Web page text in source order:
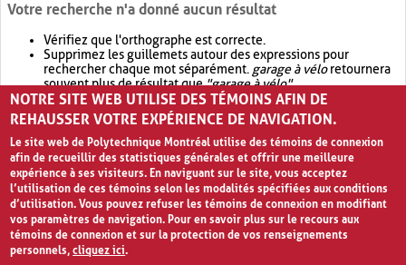
Votre recherche n'a donné aucun résultat
Vérifiez que l'orthographe est correcte.
Supprimez les guillemets autour des expressions pour
rechercher chaque mot séparément. garage à véloretournera
souvent plus de résultat que"garage à vélo".
Envisagez d'élargir votre recherche avec OR.garage OR vélo
retournera souvent plus de résultat quegarage à vélo
NOTRE SITE WEB UTILISE DES TÉMOINS AFIN DE
REHAUSSER VOTRE EXPÉRIENCE DE NAVIGATION.
Le site web de Polytechnique Montréal utilise des témoins de connexion
afin de recueillir des statistiques générales et offrir une meilleure
expérience à ses visiteurs. En naviguant sur le site, vous acceptez
l’utilisation de ces témoins selon les modalités spécifiées aux conditions
d’utilisation. Vous pouvez refuser les témoins de connexion en modifiant
vos paramètres de navigation. Pour en savoir plus sur le recours aux
témoins de connexion et sur la protection de vos renseignements
personnels,cliquez ici.